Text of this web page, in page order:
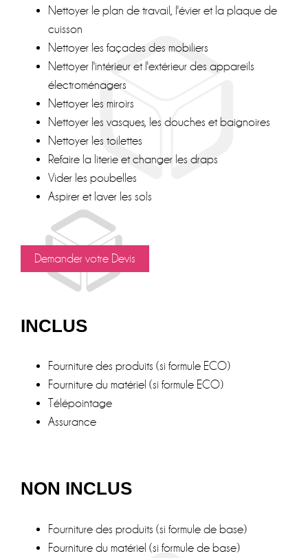
Nettoyer le plan de travail, l'évier et la plaque de
cuisson
Nettoyer les façades des mobiliers
Nettoyer l'intérieur et l'extérieur des appareils
électroménagers
Nettoyer les miroirs
Nettoyer les vasques, les douches et baignoires
Nettoyer les toilettes
Refaire la literie et changer les draps
Vider les poubelles
Aspirer et laver les sols
Demander votre Devis
INCLUS
Fourniture des produits (si formule ECO)
Fourniture du matériel (si formule ECO)
Télépointage
Assurance
NON INCLUS
Fourniture des produits (si formule de base)
Fourniture du matériel (si formule de base)